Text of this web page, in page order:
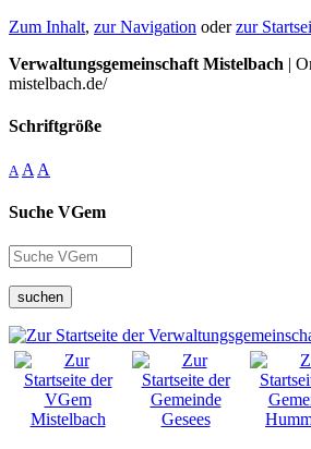
Zum Inhalt, zur Navigation oderzur
Verwaltungsgemeinschaft Mistelbach |
mistelbach.de/
Schriftgröße
A A A
Suche VGem
suchen